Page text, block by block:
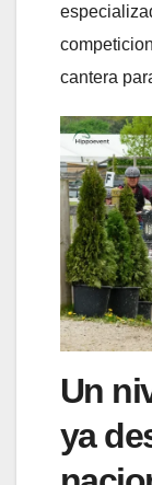
cantera
Un
ya